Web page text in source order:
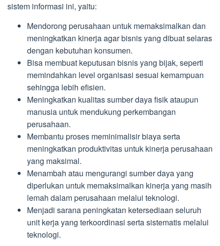
sistem informasi ini, yaitu:
Mendorong perusahaan untuk memaksimalkan dan
meningkatkan kinerja agar bisnis yang dibuat selaras
dengan kebutuhan konsumen.
Bisa membuat keputusan bisnis yang bijak, seperti
memindahkan level organisasi sesuai kemampuan
sehingga lebih efisien.
Meningkatkan kualitas sumber daya fisik ataupun
manusia untuk mendukung perkembangan
perusahaan.
Membantu proses meminimalisir biaya serta
meningkatkan produktivitas untuk kinerja perusahaan
yang maksimal.
Menambah atau mengurangi sumber daya yang
diperlukan untuk memaksimalkan kinerja yang masih
lemah dalam perusahaan melalui teknologi.
Menjadi sarana peningkatan ketersediaan seluruh
unit kerja yang terkoordinasi serta sistematis melalui
teknologi.